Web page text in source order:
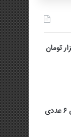
مار اصل فقط ۲۰ هزار تومان
خرید لیوان دوجداره شیشه ای ۶ عددی